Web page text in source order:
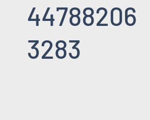
44788206
3283